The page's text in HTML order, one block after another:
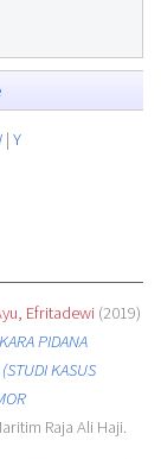
| Y
Efritadewi(2019)
PIDANA
KASUS
Raja Ali Haji.